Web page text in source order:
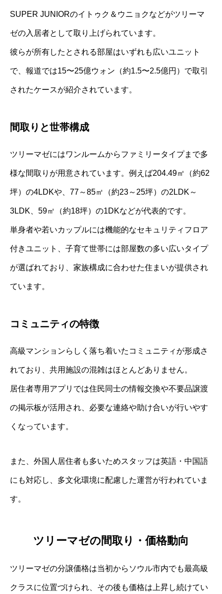
SUPER JUNIORのイトゥク＆ウニョクなどがツリーマ
ゼの入居者として取り上げられています。
彼らが所有したとされる部屋はいずれも広いユニット
で、報道では15〜25億ウォン（約1.5〜2.5億円）で取引
されたケースが紹介されています。
間取りと世帯構成
ツリーマゼにはワンルームからファミリータイプまで多
様な間取りが用意されています。例えば204.49㎡（約62
坪）の4LDKや、77～85㎡（約23～25坪）の2LDK～
3LDK、59㎡（約18坪）の1DKなどが代表的です。
単身者や若いカップルには機能的なセキュリティフロア
付きユニット、子育て世帯には部屋数の多い広いタイプ
が選ばれており、家族構成に合わせた住まいが提供され
ています。
コミュニティの特徴
高級マンションらしく落ち着いたコミュニティが形成さ
れており、共用施設の混雑はほとんどありません。
居住者専用アプリでは住民同士の情報交換や不要品譲渡
の掲示板が活用され、必要な連絡や助け合いが行いやす
くなっています。
また、外国人居住者も多いためスタッフは英語・中国語
にも対応し、多文化環境に配慮した運営が行われていま
す。
ツリーマゼの間取り・価格動向
ツリーマゼの分譲価格は当初からソウル市内でも最高級
クラスに位置づけられ、その後も価格は上昇し続けてい